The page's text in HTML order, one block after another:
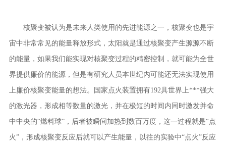
核聚变被认为是未来人类使用的先进能源之一，核聚变也是宇
宙中非常常见的能量释放形式，太阳就是通过核聚变产生源源不断
的能量，如果我们能实现对核聚变过程的精密控制，就可能为全世
界提供廉价的能源，但是有研究人员本世纪内可能还无法实现使用
上廉价核聚变能量的想法。国家点火装置拥有192具世界上***强大
的激光器，形成相等数量的激光，并在极短的时间内同时激发并命
中中央的“燃料球”，后者被瞬间加热到数百万度，这一过程就是“点
火”，形成核聚变反应后就可以产生能量，以往的实验中“点火”反应